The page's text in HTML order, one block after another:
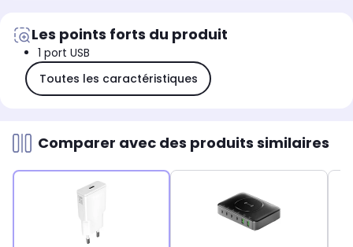
Les points forts du produit
1 port USB
Toutes les caractéristiques
Comparer avec des produits similaires